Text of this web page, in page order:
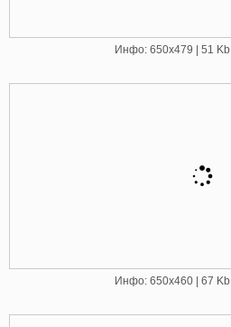
Инфо: 650х479 | 51 Kb
Инфо: 650х460 | 67 Kb